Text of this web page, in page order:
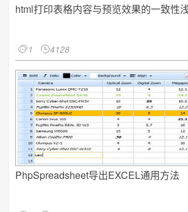
html打印表格内容与预览效果的一致性
1 4128
PhpSpreadsheet导出EXCEL通用方法